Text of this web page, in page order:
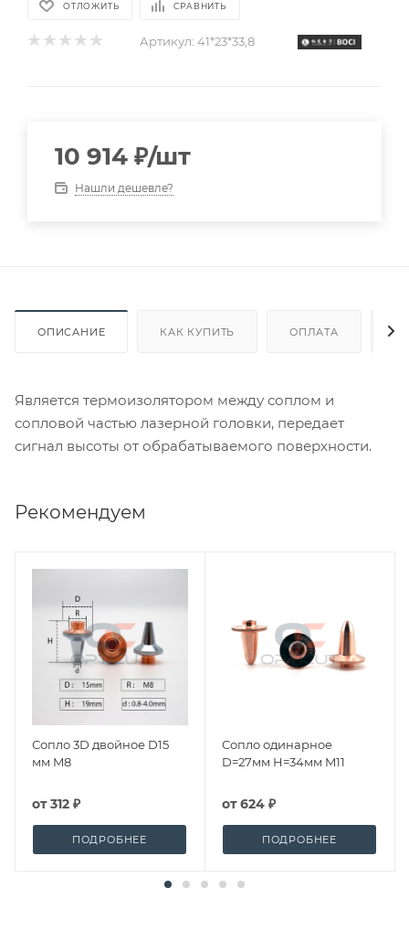
ОТЛОЖИТЬ СРАВНИТЬ
Артикул: 41*23*33,8
10 914 ₽/шт
Нашли дешевле?
ОПИСАНИЕ КАК КУПИТЬ ОПЛАТА
Является термоизолятором между соплом и
сопловой частью лазерной головки, передает
сигнал высоты от обрабатываемого поверхности.
Рекомендуем
Сопло 3D двойное D15
мм M8
от312 ₽
ПОДРОБНЕЕ
Сопло одинарное
D=27мм H=34мм M11
от624 ₽
ПОДРОБНЕЕ